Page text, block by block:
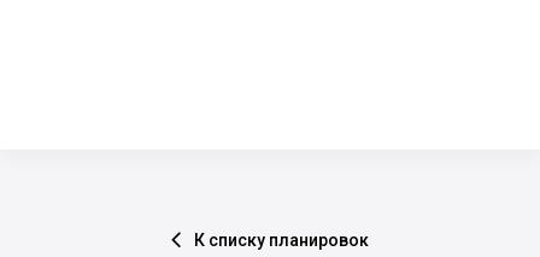
 К списку планировок